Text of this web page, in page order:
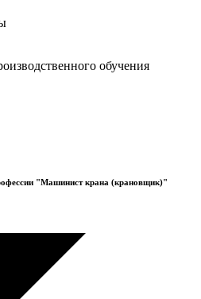
обучения
"Машинист крана (крановщик)"